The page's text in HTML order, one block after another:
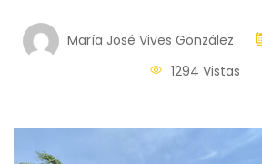
María José Vives González
1294 Vistas